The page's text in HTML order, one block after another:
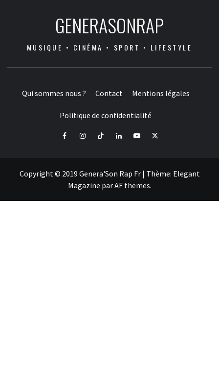
GENERASONRAP
MUSIQUE • CINÉMA • SPORT • LIFESTYLE
Qui sommes nous ? Contact Mentions légales
Politique de confidentialité
FacebookInstagramTiktok LinkedInYoutube
X
Copyright © 2019 Genera'Son Rap Fr | Thème: Elegant
Magazine parAF themes.